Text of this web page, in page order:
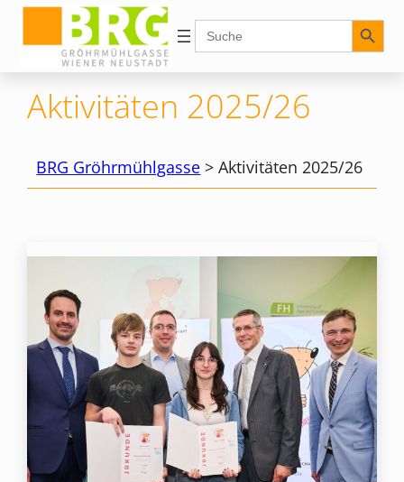
Inhalt
springen
Search
for:
Search Button
Aktivitäten 2025/26
BRG Gröhrmühlgasse >Aktivitäten 2025/26